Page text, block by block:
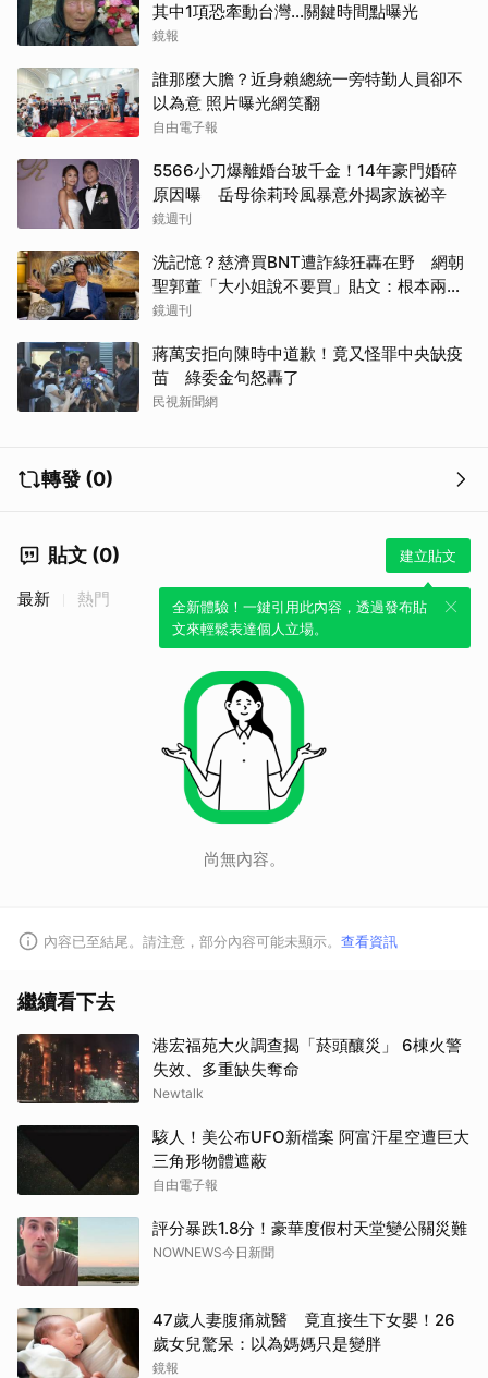
其中1項恐牽動台灣...關鍵時間點曝光
鏡報
誰那麼大膽？近身賴總統一旁特勤人員卻不
以為意 照片曝光網笑翻
自由電子報
5566小刀爆離婚台玻千金！14年豪門婚碎
原因曝 岳母徐莉玲風暴意外揭家族祕辛
鏡週刊
洗記憶？慈濟買BNT遭詐綠狂轟在野 網朝
聖郭董「大小姐說不要買」貼文：根本兩碼
事
鏡週刊
蔣萬安拒向陳時中道歉！竟又怪罪中央缺疫
苗 綠委金句怒轟了
民視新聞網
轉發 (0)
貼文 (0) 建立貼文
全新體驗！一鍵引用此內容，透過發布貼
文來輕鬆表達個人立場。
最新 熱門
尚無內容。
內容已至結尾。請注意，部分內容可能未顯示。 查看資訊
繼續看下去
港宏福苑大火調查揭「菸頭釀災」 6棟火警
失效、多重缺失奪命
Newtalk
駭人！美公布UFO新檔案 阿富汗星空遭巨大
三角形物體遮蔽
自由電子報
評分暴跌1.8分！豪華度假村天堂變公關災難
NOWNEWS今日新聞
47歲人妻腹痛就醫 竟直接生下女嬰！26
歲女兒驚呆：以為媽媽只是變胖
鏡報
取消